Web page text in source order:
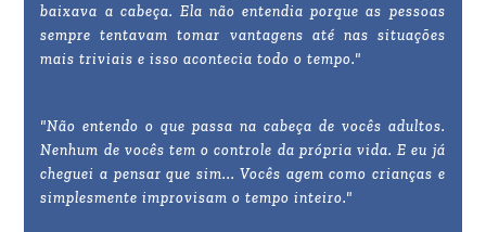
baixava a cabeça. Ela não entendia porque as pessoas
sempre tentavam tomar vantagens até nas situações
mais triviais e isso acontecia todo o tempo."
"Não entendo o que passa na cabeça de vocês adultos.
Nenhum de vocês tem o controle da própria vida. E eu já
cheguei a pensar que sim... Vocês agem como crianças e
simplesmente improvisam o tempo inteiro."